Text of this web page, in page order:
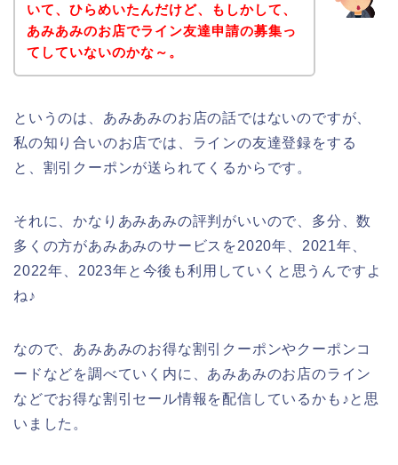
いて、ひらめいたんだけど、もしかして、
あみあみのお店でライン友達申請の募集っ
てしていないのかな～。
というのは、あみあみのお店の話ではないのですが、
私の知り合いのお店では、ラインの友達登録をする
と、割引クーポンが送られてくるからです。
それに、かなりあみあみの評判がいいので、多分、数
多くの方があみあみのサービスを2020年、2021年、
2022年、2023年と今後も利用していくと思うんですよ
ね♪
なので、あみあみのお得な割引クーポンやクーポンコ
ードなどを調べていく内に、あみあみのお店のライン
などでお得な割引セール情報を配信しているかも♪と思
いました。